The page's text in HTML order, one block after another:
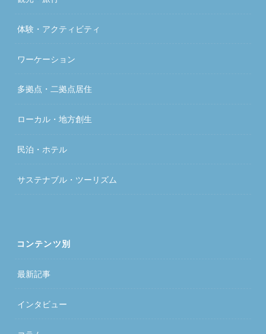
体験・アクティビティ
ワーケーション
多拠点・二拠点居住
ローカル・地方創生
民泊・ホテル
サステナブル・ツーリズム
コンテンツ別
最新記事
インタビュー